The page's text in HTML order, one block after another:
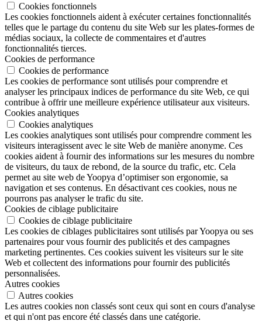
Cookies fonctionnels
Les cookies fonctionnels aident à exécuter certaines fonctionnalités
telles que le partage du contenu du site Web sur les plates-formes de
médias sociaux, la collecte de commentaires et d'autres
fonctionnalités tierces.
Cookies de performance
Cookies de performance
Les cookies de performance sont utilisés pour comprendre et
analyser les principaux indices de performance du site Web, ce qui
contribue à offrir une meilleure expérience utilisateur aux visiteurs.
Cookies analytiques
Cookies analytiques
Les cookies analytiques sont utilisés pour comprendre comment les
visiteurs interagissent avec le site Web de manière anonyme. Ces
cookies aident à fournir des informations sur les mesures du nombre
de visiteurs, du taux de rebond, de la source du trafic, etc. Cela
permet au site web de Yoopya d’optimiser son ergonomie, sa
navigation et ses contenus. En désactivant ces cookies, nous ne
pourrons pas analyser le trafic du site.
Cookies de ciblage publicitaire
Cookies de ciblage publicitaire
Les cookies de ciblages publicitaires sont utilisés par Yoopya ou ses
partenaires pour vous fournir des publicités et des campagnes
marketing pertinentes. Ces cookies suivent les visiteurs sur le site
Web et collectent des informations pour fournir des publicités
personnalisées.
Autres cookies
Autres cookies
Les autres cookies non classés sont ceux qui sont en cours d'analyse
et qui n'ont pas encore été classés dans une catégorie.